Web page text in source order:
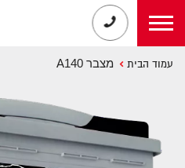
עמוד הבית מצבר A140